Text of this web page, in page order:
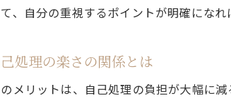
、自分の重視するポイントが明確にな
処理の楽さの関係とは
メリットは、自己処理の負担が大幅に